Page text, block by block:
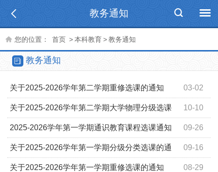
教务通知
您的位置： 首页 >本科教育>教务通知
教务通知
03-02
关于2025-2026学年第二学期重修选课的通知
10-10
关于2025-2026学年第二学期大学物理分级选课
的通知 09-26
2025-2026学年第一学期通识教育课程选课通知
09-16
关于2025-2026学年第一学期分级分类选课的通
知 08-29
关于2025-2026学年第一学期重修选课的通知